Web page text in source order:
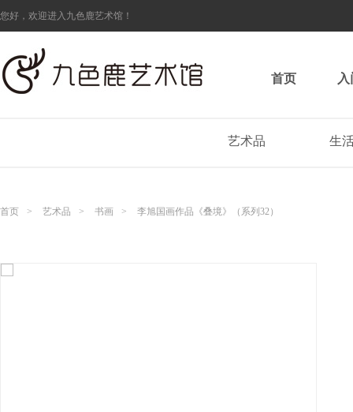
您好，欢迎进入九色鹿艺术馆！
首页
艺术品 生
首页 > 艺术品 > 书画 > 李旭国画作品《叠境》（系列32）